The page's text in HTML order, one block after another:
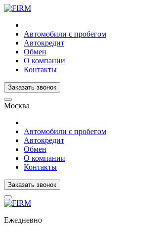
Автомобили с пробегом
Автокредит
Обмен
О компании
Контакты
Заказать звонок
Москва
Автомобили с пробегом
Автокредит
Обмен
О компании
Контакты
Заказать звонок
Ежедневно